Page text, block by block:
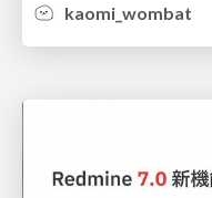
kaomi_wombat